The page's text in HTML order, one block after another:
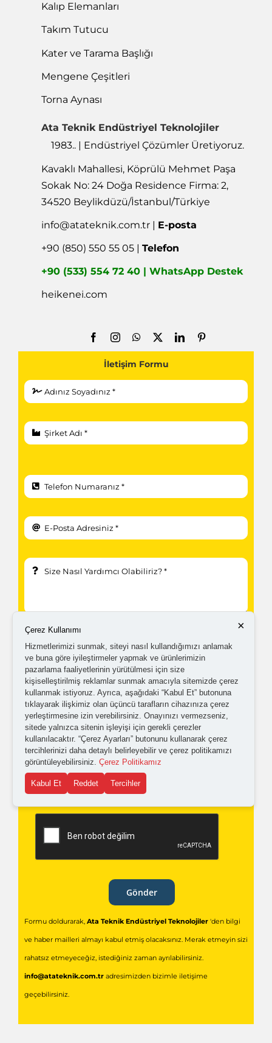
Kalıp Elemanları
Takım Tutucu
Kater ve Tarama Başlığı
Mengene Çeşitleri
Torna Aynası
Ata Teknik Endüstriyel Teknolojiler
1983.. | Endüstriyel Çözümler Üretiyoruz.
Kavaklı Mahallesi, Köprülü Mehmet Paşa
Sokak No: 24 Doğa Residence Firma: 2,
34520 Beylikdüzü/İstanbul/Türkiye
info@atateknik.com.tr | E-posta
+90 (850) 550 55 05 |Telefon
+90 (533) 554 72 40 | WhatsApp Destek
heikenei.com
İletişim Formu
Kampanyalardan ve güncellemelerden haberdar
olabilmem için tarafıma ticari elektronik ileti
gönderilmesini kabul ediyorum.
Kişisel verilerimin işlenmesine yönelik
açık rıza metni'ni okudum,
Gönder
Formu doldurarak, Ata Teknik Endüstriyel Teknolojiler'den bilgi
ve haber mailleri almayı kabul etmiş olacaksınız. Merak etmeyin sizi
rahatsız etmeyeceğiz, istediğiniz zaman ayrılabilirsiniz.
info@atateknik.com.tradresimizden bizimle iletişime
geçebilirsiniz.
×
Çerez Kullanımı
Hizmetlerimizi sunmak, siteyi nasıl kullandığımızı anlamak
ve buna göre iyileştirmeler yapmak ve ürünlerimizin
pazarlama faaliyetlerinin yürütülmesi için size
kişiselleştirilmiş reklamlar sunmak amacıyla sitemizde çerez
kullanmak istiyoruz. Ayrıca, aşağıdaki “Kabul Et” butonuna
tıklayarak ilişkimiz olan üçüncü tarafların cihazınıza çerez
yerleştirmesine izin verebilirsiniz. Onayınızı vermezseniz,
sitede yalnızca sitenin işleyişi için gerekli çerezler
kullanılacaktır. “Çerez Ayarları” butonunu kullanarak çerez
tercihlerinizi daha detaylı belirleyebilir ve çerez politikamızı
görüntüleyebilirsiniz. Çerez Politikamız
Kabul Et Reddet Tercihler